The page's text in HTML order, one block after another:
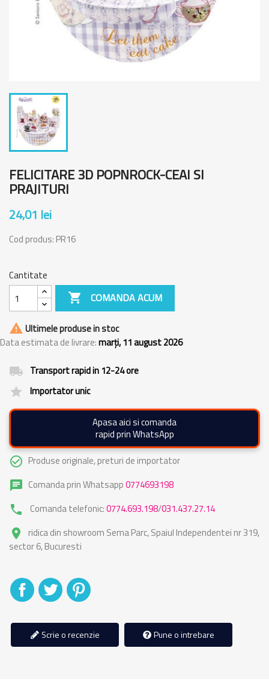
FELICITARE 3D POPNROCK-CEAI SI
PRAJITURI
24,01 lei
Cod produs: PR16
Cantitate
 COMANDA ACUM
 Ultimele produse in stoc
Data estimata de livrare:marți, 11 august 2026
local_shipping Transport rapid in 12-24 ore
grade Importator unic
Apasa aici si comanda
rapid prin WhatsApp
check_circle_outline Produse originale, preturi de importator
chat Comanda prin Whatsapp0774693198
phone Comanda telefonic:0774.693.198/031.437.27.14
place
ridica din showroom Sema Parc, Spaiul Independentei nr 319,
sector 6, Bucuresti
DistribuitiTweet
Scrie o recenzie Pune o intrebare